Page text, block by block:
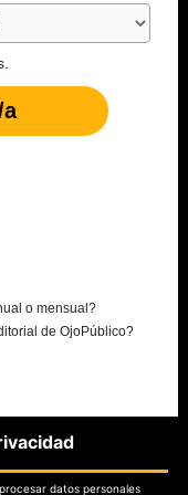
o mensual?
de OjoPúblico?
datos personales